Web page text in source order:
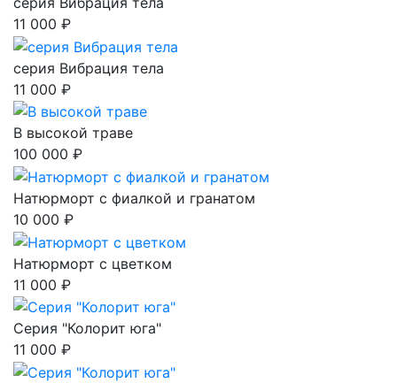
11 000 ₽
серия Вибрация тела
11 000 ₽
В высокой траве
100 000 ₽
Натюрморт с фиалкой и гранатом
10 000 ₽
Натюрморт с цветком
11 000 ₽
Серия "Колорит юга"
11 000 ₽